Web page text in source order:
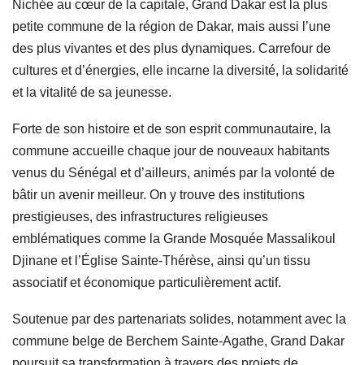
Nichée au cœur de la capitale, Grand Dakar est la plus
petite commune de la région de Dakar, mais aussi l’une
des plus vivantes et des plus dynamiques. Carrefour de
cultures et d’énergies, elle incarne la diversité, la solidarité
et la vitalité de sa jeunesse.
Forte de son histoire et de son esprit communautaire, la
commune accueille chaque jour de nouveaux habitants
venus du Sénégal et d’ailleurs, animés par la volonté de
bâtir un avenir meilleur. On y trouve des institutions
prestigieuses, des infrastructures religieuses
emblématiques comme la Grande Mosquée Massalikoul
Djinane et l’Église Sainte-Thérèse, ainsi qu’un tissu
associatif et économique particulièrement actif.
Soutenue par des partenariats solides, notamment avec la
commune belge de Berchem Sainte-Agathe, Grand Dakar